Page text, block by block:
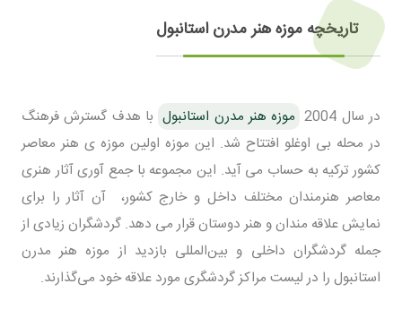
تاریخچه موزه هنر مدرن استانبول
در سال 2004 موزه هنر مدرن استانبول با هدف گسترش فرهنگ
در محله بی اوغلو افتتاح شد. این موزه اولین موزه ی هنر معاصر
کشور ترکیه به حساب می آید. این مجموعه با جمع آوری آثار هنری
معاصر هنرمندان مختلف داخل و خارج کشور، آن آثار را برای
نمایش علاقه مندان و هنر دوستان قرار می دهد. گردشگران زیادی از
جمله گردشگران داخلی و بین‌المللی بازدید از موزه هنر مدرن
استانبول را در لیست مراکز گردشگری مورد علاقه خود می‌گذارند.